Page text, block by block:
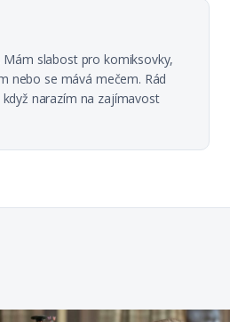
Mám slabost pro komiksovky,
nebo se mává mečem. Rád
narazím na zajímavost